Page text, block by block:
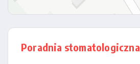
Poradnia stomatologiczna